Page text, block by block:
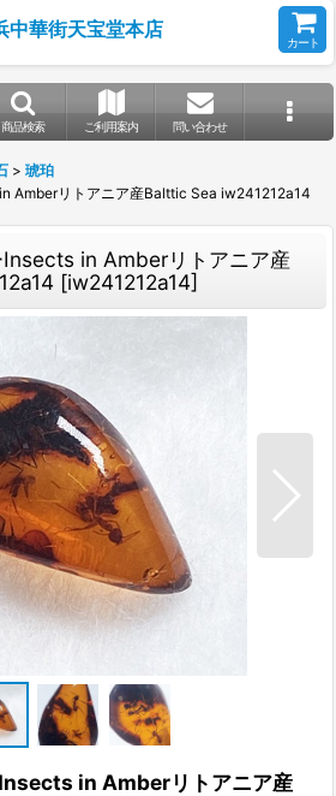
中華街天宝堂本店
カート
商品検索 ご利用案内 問い合わせ
> 琥珀
Amberリトアニア産Balttic Sea iw241212a14
Insects in Amberリトアニア産
[iw241212a14]
in Amberリトアニア産